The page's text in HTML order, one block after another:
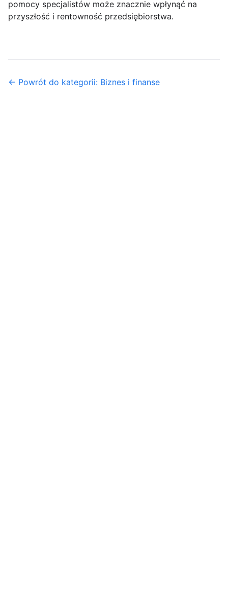
pomocy specjalistów może znacznie wpłynąć na
przyszłość i rentowność przedsiębiorstwa.
← Powrót do kategorii: Biznes i finanse